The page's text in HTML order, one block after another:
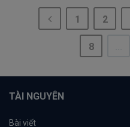
1 2
8
TÀI NGUYÊN
Bài viết